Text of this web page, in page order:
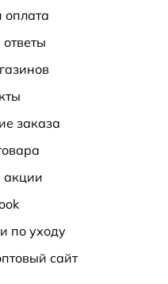
оплата
заказа
акции
по уходу
сайт